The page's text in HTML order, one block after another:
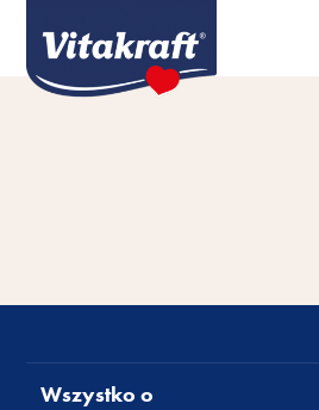
Wszystko o